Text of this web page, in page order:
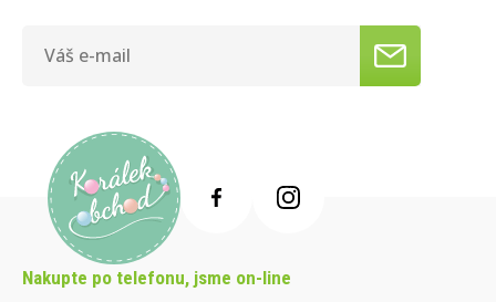
Nakupte po telefonu, jsme on-line